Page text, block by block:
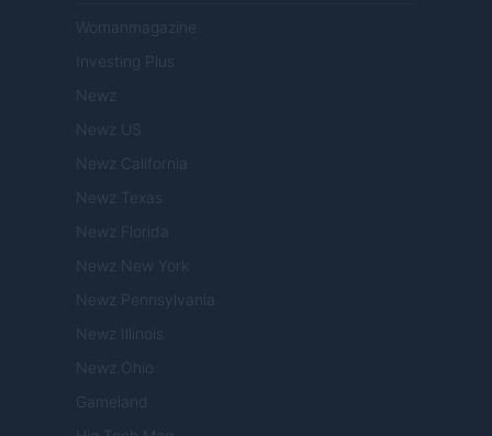
Womanmagazine
Investing Plus
Newz
Newz US
Newz California
Newz Texas
Newz Florida
Newz New York
Newz Pennsylvania
Newz Illinois
Newz Ohio
Gameland